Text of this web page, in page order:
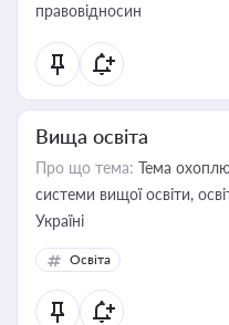
правовідносин
Вища освіта
Про що тема: Тема
системи вищої освіти,
Україні
Освіта